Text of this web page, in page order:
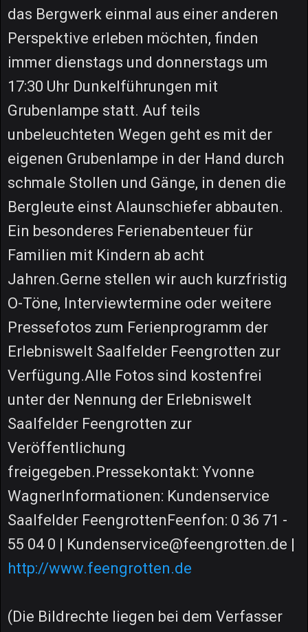
das Bergwerk einmal aus einer anderen
Perspektive erleben möchten, finden
immer dienstags und donnerstags um
17:30 Uhr Dunkelführungen mit
Grubenlampe statt. Auf teils
unbeleuchteten Wegen geht es mit der
eigenen Grubenlampe in der Hand durch
schmale Stollen und Gänge, in denen die
Bergleute einst Alaunschiefer abbauten.
Ein besonderes Ferienabenteuer für
Familien mit Kindern ab acht
Jahren.Gerne stellen wir auch kurzfristig
O-Töne, Interviewtermine oder weitere
Pressefotos zum Ferienprogramm der
Erlebniswelt Saalfelder Feengrotten zur
Verfügung.Alle Fotos sind kostenfrei
unter der Nennung der Erlebniswelt
Saalfelder Feengrotten zur
Veröffentlichung
freigegeben.Pressekontakt: Yvonne
WagnerInformationen: Kundenservice
Saalfelder FeengrottenFeenfon: 0 36 71 -
55 04 0 | Kundenservice@feengrotten.de |
http://www.feengrotten.de
(Die Bildrechte liegen bei dem Verfasser